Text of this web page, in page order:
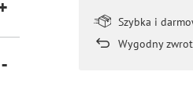
Szybka i
Wygodny zwrot